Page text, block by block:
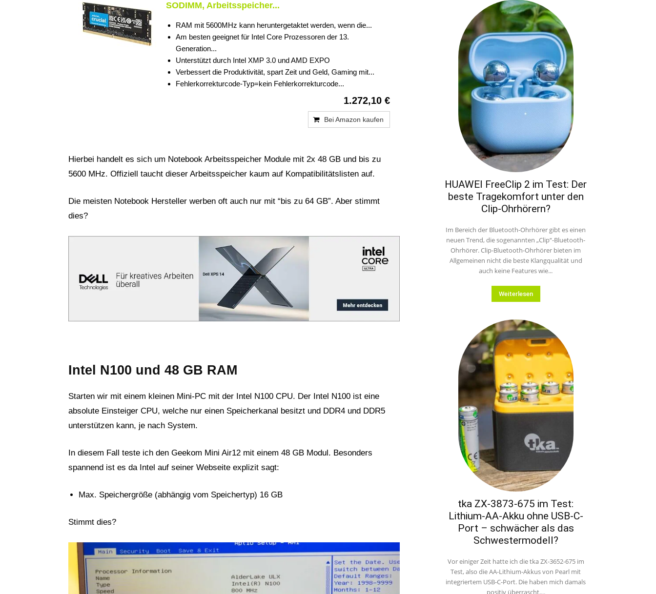
SODIMM, Arbeitsspeicher...
RAM mit 5600MHz kann heruntergetaktet werden, wenn die...
Am besten geeignet für Intel Core Prozessoren der 13.
Generation...
Unterstützt durch Intel XMP 3.0 und AMD EXPO
Verbessert die Produktivität, spart Zeit und Geld, Gaming mit...
Fehlerkorrekturcode-Typ=kein Fehlerkorrekturcode...
1.272,10 €
Bei Amazon kaufen
Hierbei handelt es sich um Notebook Arbeitsspeicher Module mit 2x 48 GB und bis zu
5600 MHz. Offiziell taucht dieser Arbeitsspeicher kaum auf Kompatibilitätslisten auf.
Die meisten Notebook Hersteller werben oft auch nur mit “bis zu 64 GB”. Aber stimmt
dies?
Intel N100 und 48 GB RAM
Starten wir mit einem kleinen Mini-PC mit der Intel N100 CPU. Der Intel N100 ist eine
absolute Einsteiger CPU, welche nur einen Speicherkanal besitzt und DDR4 und DDR5
unterstützen kann, je nach System.
In diesem Fall teste ich den Geekom Mini Air12 mit einem 48 GB Modul. Besonders
spannend ist es da Intel auf seiner Webseite explizit sagt:
Max. Speichergröße (abhängig vom Speichertyp) 16 GB
Stimmt dies?
HUAWEI FreeClip 2 im Test: Der
beste Tragekomfort unter den
Clip-Ohrhörern?
Im Bereich der Bluetooth-Ohrhörer gibt es einen
neuen Trend, die sogenannten „Clip“-Bluetooth-
Ohrhörer. Clip-Bluetooth-Ohrhörer bieten im
Allgemeinen nicht die beste Klangqualität und
auch keine Features wie...
Weiterlesen
tka ZX-3873-675 im Test:
Lithium-AA-Akku ohne USB-C-
Port – schwächer als das
Schwestermodell?
Vor einiger Zeit hatte ich die tka ZX-3652-675 im
Test, also die AA-Lithium-Akkus von Pearl mit
integriertem USB-C-Port. Die haben mich damals
positiv überrascht,...